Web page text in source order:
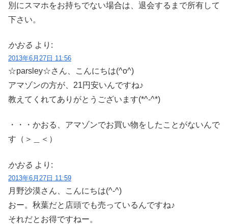
別にスマホをお持ちでない場合は、退会するまで所有して
下さい。
かおる より:
2013年6月27日 11:56
☆parsley☆さん、こんにちは(^o^)
アマゾンの方が、21円安いんですね♪
教えてくれてありがとうございます(*^-^*)
・・・かおる、アマゾンでお買い物をしたことがないんで
す（＞＿＜）
かおる より:
2013年6月27日 11:59
月野沙漠さん、こんにちは(^-^)
おー。秋葉だと店頭でも売っているんですね♪
それだとお得ですねー。